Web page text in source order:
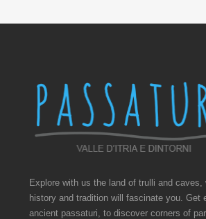
Explore with us the land of trulli and caves,
history and tradition will fascinate you. Get
ancient passaturi, to discover corners of